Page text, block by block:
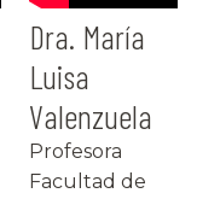
Dra. María
Luisa
Valenzuela
Profesora
Facultad de